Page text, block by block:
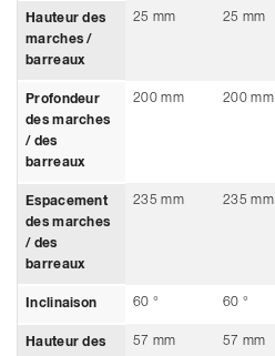
Hauteur des
marches /
barreaux
25 mm 25 mm
Profondeur
des marches
/ des
barreaux
200 mm 200 mm
Espacement
des marches
/ des
barreaux
235 mm 235 mm
Inclinaison 60 ° 60 °
Hauteur des
57 mm 57 mm